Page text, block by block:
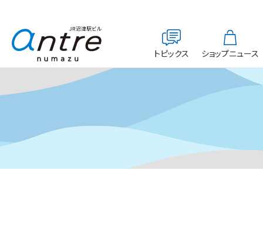
トピックス ショップニュース